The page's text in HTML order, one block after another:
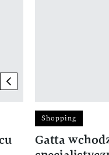
previous element
Shopping
Gatta